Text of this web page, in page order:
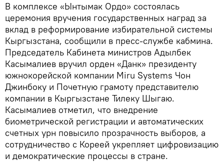
В комплексе «Ынтымак Ордо» состоялась
церемония вручения государственных наград за
вклад в реформирование избирательной системы
Кыргызстана, сообщили в пресс-службе кабмина.
Председатель Кабинета министров Адылбек
Касымалиев вручил орден «Данк» президенту
южнокорейской компании Miru Systems Чон
Джинбоку и Почетную грамоту представителю
компании в Кыргызстане Тилеку Шыгаю.
Касымалиев отметил, что внедрение
биометрической регистрации и автоматических
счетных урн повысило прозрачность выборов, а
сотрудничество с Кореей укрепляет цифровизацию
и демократические процессы в стране.